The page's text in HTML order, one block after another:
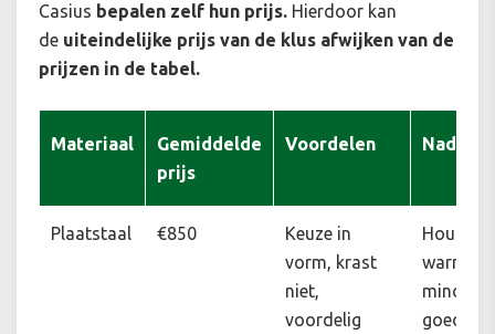
Casius bepalen zelf hun prijs. Hierdoor kan
de uiteindelijke prijs van de klus afwijken van de
prijzen in de tabel.
Materiaal
Gemiddelde
prijs
Voordelen Nadelen
Plaatstaal €850
Keuze in
vorm, krast
niet,
voordelig
Houdt
warmte
minder
goed